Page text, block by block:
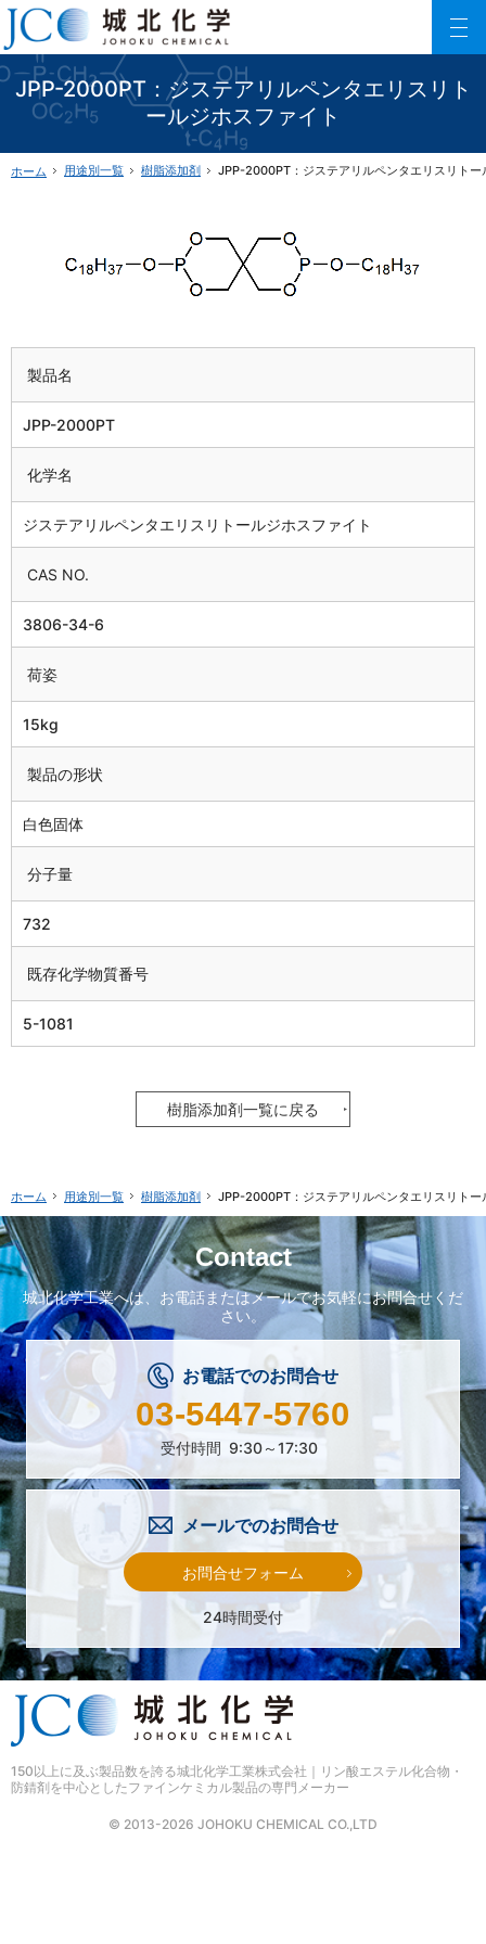
JPP-2000PT：ジステアリルペンタエリスリト
ールジホスファイト
150以上に及ぶリン酸エステル化合物を利用した製品数でご要望にお応えします。
ファインケミカル製品の専門メーカー 城北化学工業株式会社
ホーム 用途別一覧 樹脂添加剤 JPP-2000PT：ジステアリルペンタエリスリトー
製品名
JPP-2000PT
化学名
ジステアリルペンタエリスリトールジホスファイト
CAS NO.
3806-34-6
荷姿
15kg
製品の形状
白色固体
分子量
732
既存化学物質番号
5-1081
樹脂添加剤一覧に戻る
ホーム 用途別一覧 樹脂添加剤 JPP-2000PT：ジステアリルペンタエリスリトー
Contact
城北化学工業へは、 お電話またはメールでお気軽にお問合せくだ
さい。
お電話でのお問合せ
03-5447-5760
受付時間 9:30～17:30
メールでのお問合せ
お問合せフォーム
24時間受付
© 2013-2026 JOHOKU CHEMICAL CO.,LTD
150以上に及ぶ製品数を誇る城北化学工業株式会社｜リン酸エステル化合物・
防錆剤を中心としたファインケミカル製品の専門メーカー